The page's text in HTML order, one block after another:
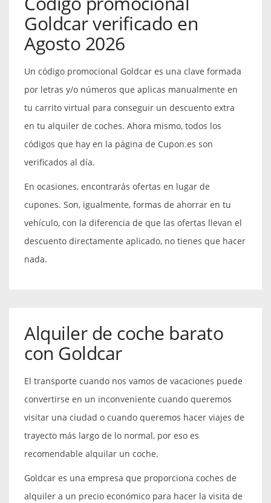
Goldcar verificado en
Agosto 2026
Un código promocional Goldcar es una clave formada
por letras y/o números que aplicas manualmente en
tu carrito virtual para conseguir un descuento extra
en tu alquiler de coches. Ahora mismo, todos los
códigos que hay en la página de Cupon.es son
verificados al día.
En ocasiones, encontrarás ofertas en lugar de
cupones. Son, igualmente, formas de ahorrar en tu
vehículo, con la diferencia de que las ofertas llevan el
descuento directamente aplicado, no tienes que hacer
nada.
Alquiler de coche barato
con Goldcar
El transporte cuando nos vamos de vacaciones puede
convertirse en un inconveniente cuando queremos
visitar una ciudad o cuando queremos hacer viajes de
trayecto más largo de lo normal, por eso es
recomendable alquilar un coche.
Goldcar es una empresa que proporciona coches de
alquiler a un precio económico para hacer la visita de